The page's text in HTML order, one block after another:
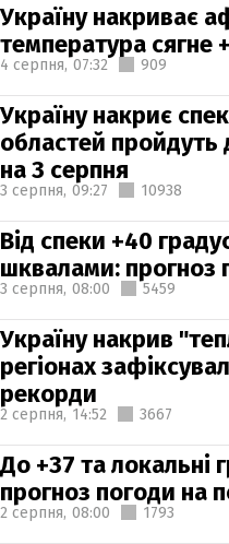
Україну накриває
температура сягне
4 серпня, 07:32 909
Україну накриє
областей пройдуть
на 3 серпня
3 серпня, 09:27 10938
Від спеки +40
шквалами: прогноз
3 серпня, 08:00 5459
Україну накрив
регіонах
рекорди
2 серпня, 14:52 3667
До +37 та локальні
прогноз погоди на
2 серпня, 08:00 1793